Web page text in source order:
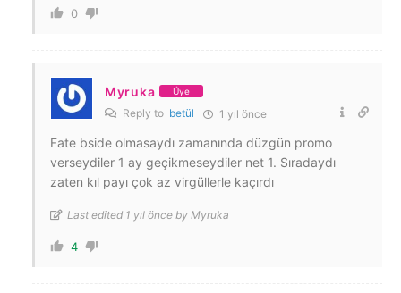
0
Myruka Üye
Reply to betül 1 yıl önce
Fate bside olmasaydı zamanında düzgün promo
verseydiler 1 ay geçikmeseydiler net 1. Sıradaydı
zaten kıl payı çok az virgüllerle kaçırdı
Last edited 1 yıl önce by Myruka
4